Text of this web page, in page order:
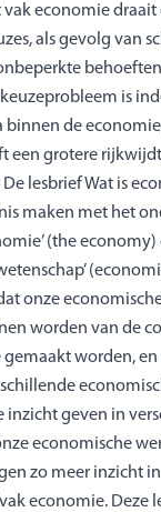
vak economie draait
als gevolg van
is
binnen de
een grotere
De lesbrief Wat is
maken met het
(the economy)
onze
worden van de
worden, en
inzicht geven in
economische
zo meer inzicht
economie. Deze